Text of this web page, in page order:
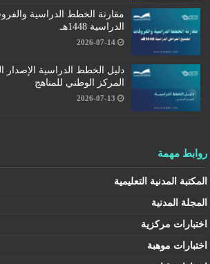
مقارنة الخطط الدراسية
الدراسية 1448هـ
2026-07-14
المركز الوطني للمناهج
2026-07-13
روابط مهمة
المكتبة المدنية التعليمية
المجلة المدنية
اختبارات مركزية
اختبارات موهبة